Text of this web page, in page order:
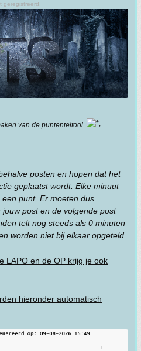
geregistreerd.
van de puntenteltool.
posten en hopen dat het
geplaatst wordt. Elke minuut
punt. Er moeten dus
post en de volgende post
telt nog steeds als 0 minuten
worden niet bij elkaar opgeteld.
LAPO en de OP krijg je ook
hieronder automatisch